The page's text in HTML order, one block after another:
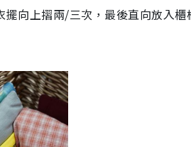
擺向上摺兩/三次，最後直向放入櫃